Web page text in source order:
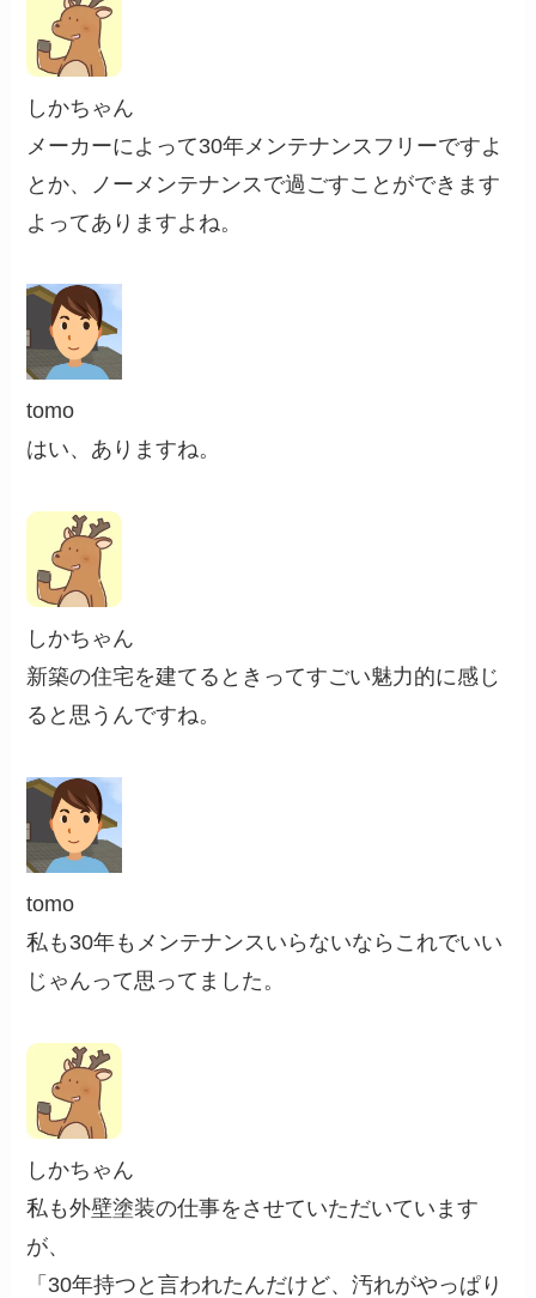
しかちゃん
メーカーによって30年メンテナンスフリーですよ
とか、ノーメンテナンスで過ごすことができます
よってありますよね。
tomo
はい、ありますね。
しかちゃん
新築の住宅を建てるときってすごい魅力的に感じ
ると思うんですね。
tomo
私も30年もメンテナンスいらないならこれでいい
じゃんって思ってました。
しかちゃん
私も外壁塗装の仕事をさせていただいています
が、
「30年持つと言われたんだけど、汚れがやっぱり